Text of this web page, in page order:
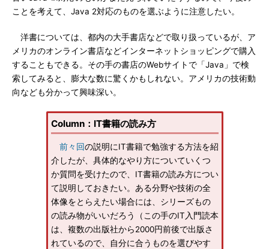
ことを考えて、Java 2対応のものを選ぶように注意したい。
洋書については、都内の大手書店などで取り扱っているが、ア
メリカのオンライン書店などインターネットショッピングで購入
することもできる。その手の書店のWebサイトで「Java」で検
索してみると、膨大な数に驚くかもしれない。アメリカの技術動
向なども分かって興味深い。
Column：IT書籍の読み方
前々回の説明にIT書籍で勉強する方法を紹
介したが、具体的なやり方についていくつ
か質問を受けたので、IT書籍の読み方につい
て説明しておきたい。ある分野や技術の全
体像をとらえたい場合には、シリーズもの
の読み物がいいだろう（この手のIT入門読本
は、複数の出版社から2000円前後で出版さ
れているので、自分に合うものを選びやす